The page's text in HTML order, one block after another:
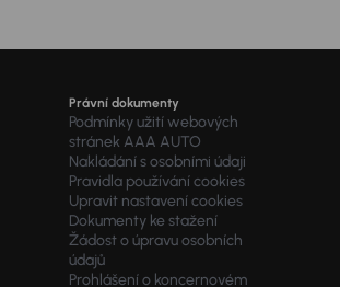
Právní dokumenty
Podmínky užití webových
stránek AAA AUTO
Nakládání s osobními údaji
Pravidla používání cookies
Upravit nastavení cookies
Dokumenty ke stažení
Žádost o úpravu osobních
údajů
Prohlášení o koncernovém